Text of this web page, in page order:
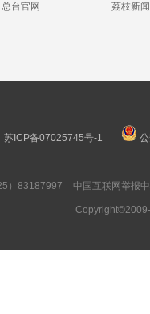
总台官网 荔枝新闻
苏ICP备07025745号-1
）83187997 中国互联网举报